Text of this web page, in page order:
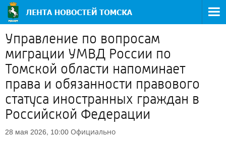
Управление по вопросам
миграции УМВД России по
Томской области напоминает
права и обязанности правового
статуса иностранных граждан в
Российской Федерации
28 мая 2026, 10:00 Официально